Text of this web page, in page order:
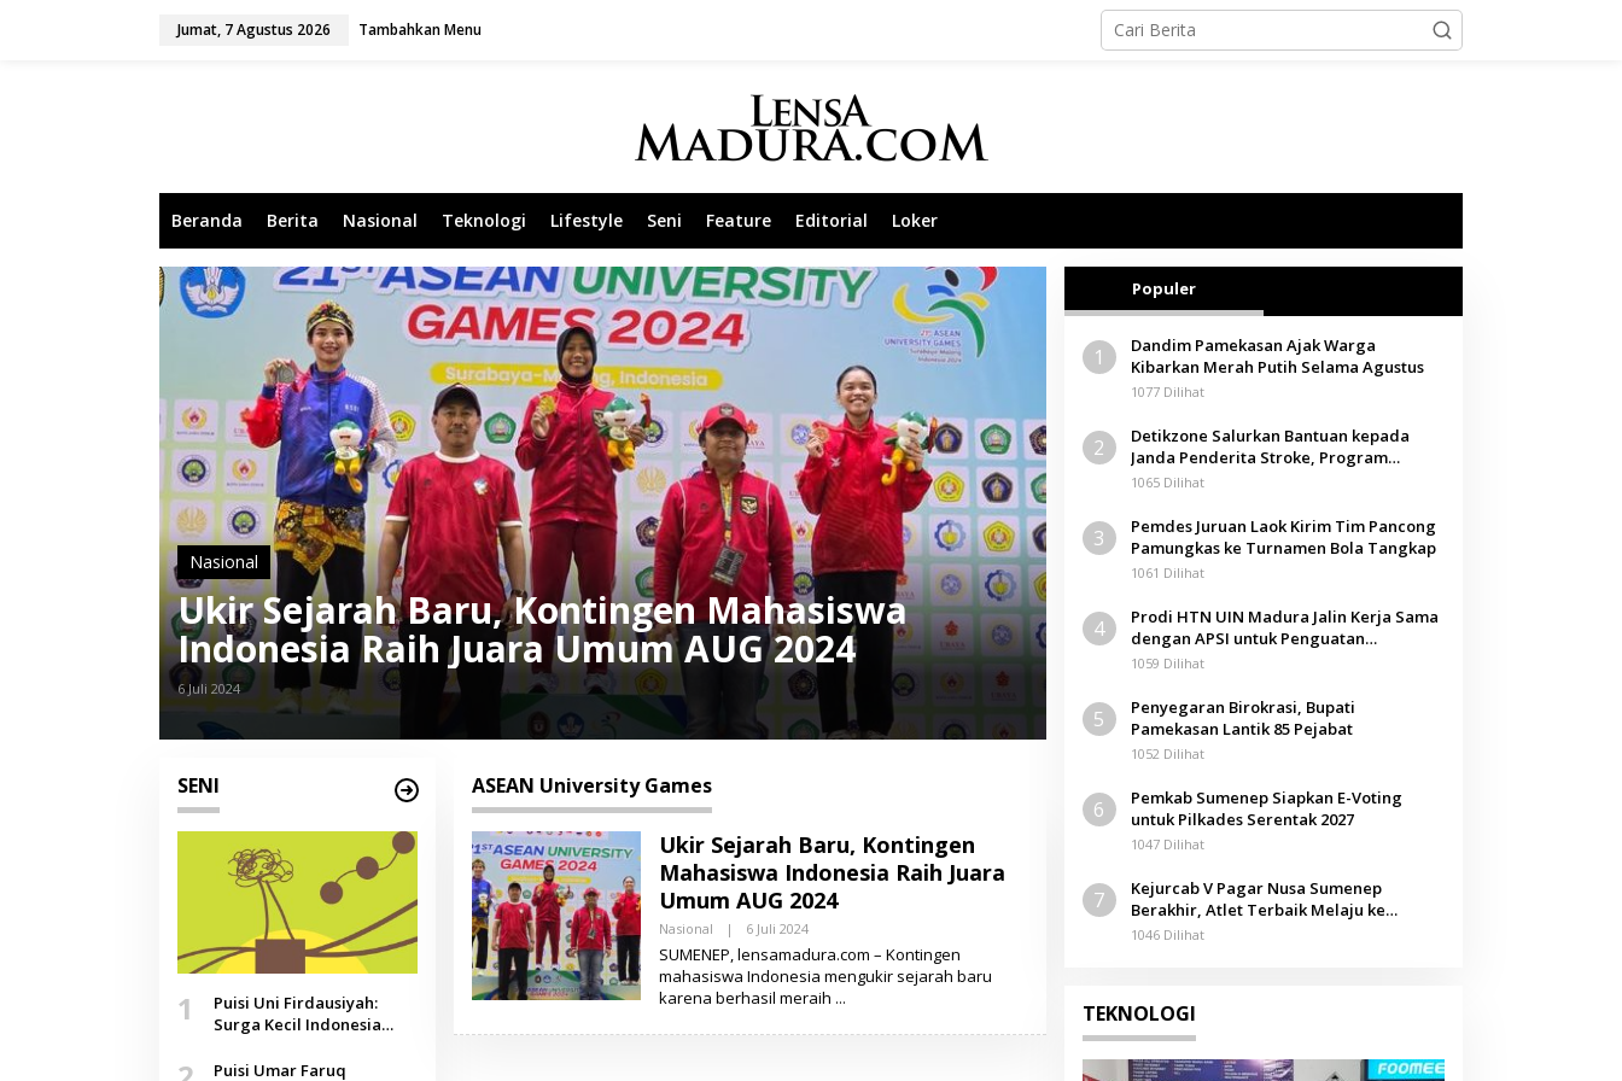
Jumat, 7 Agustus 2026 Tambahkan Menu
Beranda Berita Nasional Teknologi Lifestyle Seni Feature Editorial Loker
Nasional
Ukir Sejarah Baru, Kontingen Mahasiswa
Indonesia Raih Juara Umum AUG 2024
6 Juli 2024
SENI
1
Puisi Uni Firdausiyah:
Surga Kecil Indonesia
Doa yang Jauh, Narasi
Puisi Umar Faruq
ASEAN University Games
Ukir Sejarah Baru, Kontingen
Mahasiswa Indonesia Raih Juara
Umum AUG 2024
Nasional | 6 Juli 2024O
L
E
H
L
SUMENEP, lensamadura.com – Kontingen
mahasiswa Indonesia mengukir sejarah baru
karena berhasil meraih
Populer
1
Dandim Pamekasan Ajak Warga
Kibarkan Merah Putih Selama Agustus
1077 Dilihat
2
Detikzone Salurkan Bantuan kepada
Janda Penderita Stroke, Program
Berbagi Masuki Hari ke-61
1065 Dilihat
3
Pemdes Juruan Laok Kirim Tim Pancong
Pamungkas ke Turnamen Bola Tangkap
1061 Dilihat
4
Prodi HTN UIN Madura Jalin Kerja Sama
dengan APSI untuk Penguatan
Kompetensi Mahasiswa
1059 Dilihat
5
Penyegaran Birokrasi, Bupati
Pamekasan Lantik 85 Pejabat
1052 Dilihat
6
Pemkab Sumenep Siapkan E-Voting
untuk Pilkades Serentak 2027
1047 Dilihat
7
Kejurcab V Pagar Nusa Sumenep
Berakhir, Atlet Terbaik Melaju ke
Kejurwil Jatim
1046 Dilihat
TEKNOLOGI